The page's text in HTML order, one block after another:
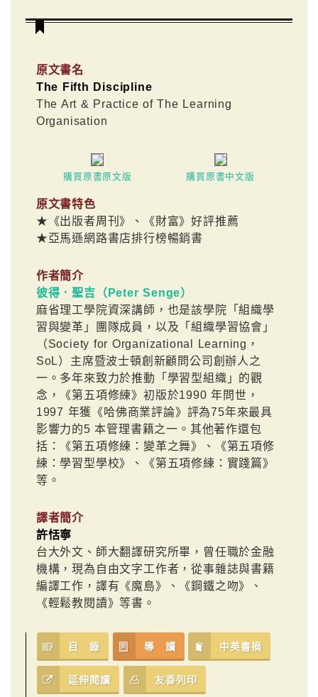
原文書名
The Fifth Discipline
The Art & Practice of The Learning
Organisation
購買原書原文版 購買原書中文版
原文書特色
★《出版者周刊》、《財富》好評推薦
★亞馬遜網路書店排行榜暢銷書
作者簡介
彼得．聖吉（Peter Senge）
麻省理工學院資深講師，也是該學院「組織學
習與變革」團隊成員，以及「組織學習協會」
（Society for Organizational Learning，
SoL）主席暨波士頓創新顧問公司創辦人之
一。多年來致力於推動「學習型組織」的觀
念，《第五項修練》初版於1990 年問世，
1997 年獲《哈佛商業評論》評為75年來最具
影響力的5 本管理書籍之一。其他著作還包
括：《第五項修練：變革之舞》、《第五項修
練：學習型學校》、《第五項修練：實踐篇》
等。
譯者簡介
許恬寧
台大外文、師大翻譯研究所畢，曾任職於金融
機構，現為自由文字工作者，從事雜誌與書籍
編譯工作，譯有《魔島》、《鋼鐵之吻》、
《輕鬆教閱讀》等書。
目 錄 導 讀 中英書摘
延伸閱讀 友善列印